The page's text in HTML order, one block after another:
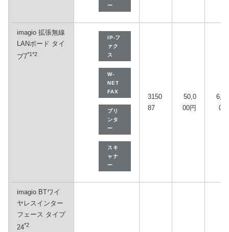
ー
imagio 拡張無線
LANボード タイ
プ7*1*2
IP-フ
ァク
ス
W-
NET
FAX
プリ
ンタ
ー
スキ
ャナ
ー
3150
87
50,0
00円
6,30
0円
imagio BTワイ
ヤレスインター
フェース タイプ
24*2